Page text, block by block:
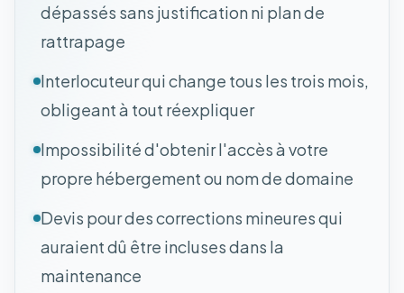
dépassés sans justification ni plan de
rattrapage
Interlocuteur qui change tous les trois mois,
obligeant à tout réexpliquer
Impossibilité d'obtenir l'accès à votre
propre hébergement ou nom de domaine
Devis pour des corrections mineures qui
auraient dû être incluses dans la
maintenance